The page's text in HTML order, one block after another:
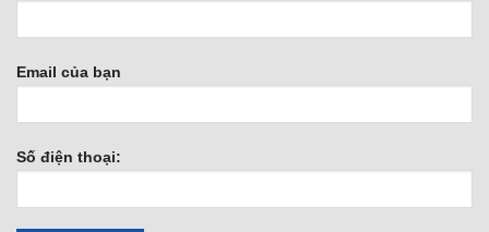
Email của bạn
Số điện thoại: